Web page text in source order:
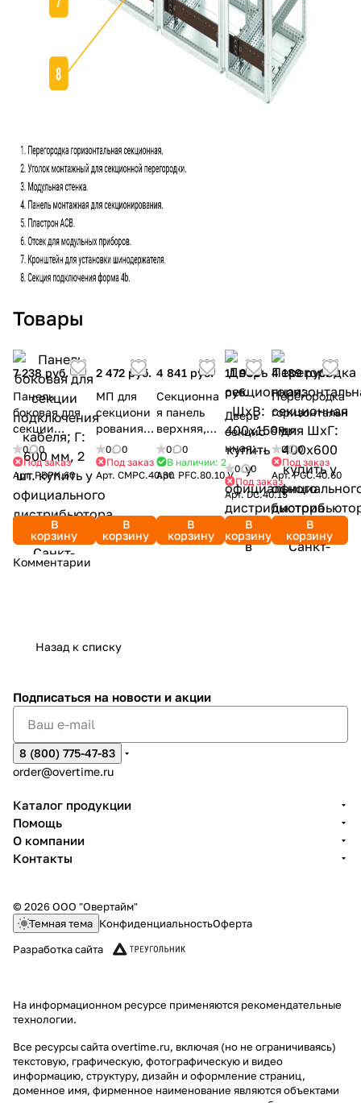
Товары
7 238 руб.
Панель
боковая для
секции
подключения
кабеля; Г: 600
мм, 2 шт.
0
0
Под заказ
Арт. PBPK.60
В
корзину
2 472 руб.
МП для
секциони
рования;
для ШхВ:
400х300м
м
0
0
Под заказ
Арт. CMPC.40.30
В
корзину
4 841 руб.
Секционна
я панель
верхняя,
глухая;
ШхВ:
800х100мм
0
0
В наличии: 2
Арт. PFC.80.10.V
В
корзину
11 901
руб.
Дверь
секцио
нная;
ШхВ:
400х15
0мм
0
0
Под заказ
Арт.DC.40.15
В
корзину
4 189 руб.
Перегородка
горизонтальн
ая
секционная
для ШхГ:
400х600
0
0
Под заказ
Арт.PGC.40.60
В
корзину
Комментарии
Назад к списку
Подписаться на новости и акции
8 (800) 775-47-83
order@overtime.ru
Каталог продукции
Помощь
О компании
Контакты
© 2026 ООО "Овертайм"
Темная тема КонфиденциальностьОферта
Разработка сайта
На информационном ресурсе применяются рекомендательные
технологии.
Все ресурсы сайта overtime.ru, включая (но не ограничиваясь)
текстовую, графическую, фотографическую и видео
информацию, структуру, дизайн и оформление страниц,
доменное имя, фирменное наименование являются объектами